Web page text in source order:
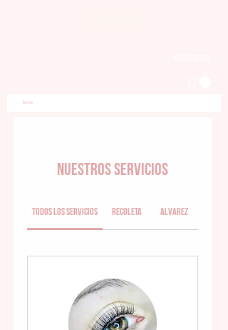
Nuestros servicios
Todos los servicios Recoleta Alvarez